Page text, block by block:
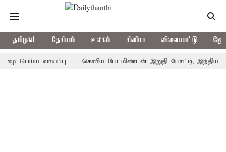
தமிழகம் தேசியம் உலகம் சினிமா விளையாட்டு
வாய்ப்பு கொரிய பேட்மிண்டன் இறுதி போட்டி; இந்திய